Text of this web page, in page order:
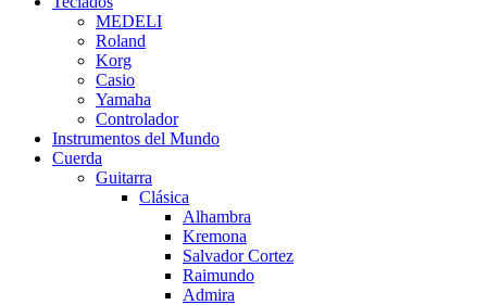
MEDELI
Roland
Korg
Casio
Yamaha
Controlador
Instrumentos del Mundo
Cuerda
Guitarra
Clásica
Alhambra
Kremona
Salvador Cortez
Raimundo
Admira